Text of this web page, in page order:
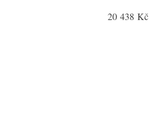
20 438 Kč